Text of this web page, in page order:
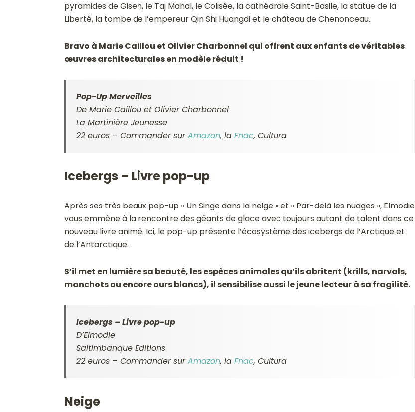
pyramides de Giseh, le Taj Mahal, le Colisée, la cathédrale Saint-Basile, la statue de la
Liberté, la tombe de l’empereur Qin Shi Huangdi et le château de Chenonceau.
Bravo à Marie Caillou et Olivier Charbonnel qui offrent aux enfants de véritables
œuvres architecturales en modèle réduit !
Pop-Up Merveilles
De Marie Caillou et Olivier Charbonnel
La Martinière Jeunesse
22 euros – Commander surAmazon, la Fnac, Cultura
Icebergs – Livre pop-up
Après ses très beaux pop-up « Un Singe dans la neige » et « Par-delà les nuages », Elmodie
vous emmène à la rencontre des géants de glace avec toujours autant de talent dans ce
nouveau livre animé. Ici, le pop-up présente l’écosystème des icebergs de l’Arctique et
de l’Antarctique.
S’il met en lumière sa beauté, les espèces animales qu’ils abritent (krills, narvals,
manchots ou encore ours blancs), il sensibilise aussi le jeune lecteur à sa fragilité.
Icebergs – Livre pop-up
D’Elmodie
Saltimbanque Editions
22 euros – Commander surAmazon, la Fnac, Cultura
Neige